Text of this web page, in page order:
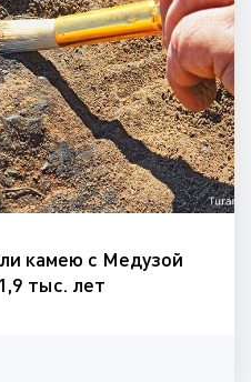
камею с Медузой
тыс. лет